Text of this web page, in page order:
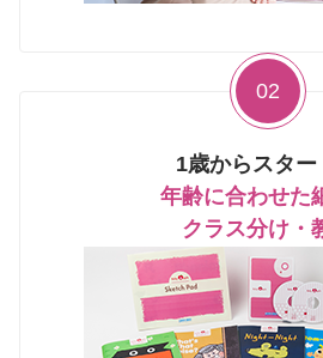
02
1歳からスター
年齢に合わせた
クラス分け・